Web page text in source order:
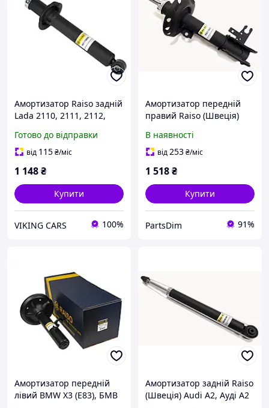
Амортизатор Raiso задній
Lada 2110, 2111, 2112,
1996-- 441824
Готово до відправки
від 115₴/міс
1 148₴
Купити
VIKING CARS 100%
Амортизатор передній
правий Raiso (Швеція)
Astra H #RS313478
UAJCGQK22
В наявності
від253₴/міс
1 518₴
Купити
PartsDim 91%
Амортизатор передній
лівий BMW X3 (E83), БМВ
Амортизатор задній Raiso
(Швеція) Audi A2, Ауді А2